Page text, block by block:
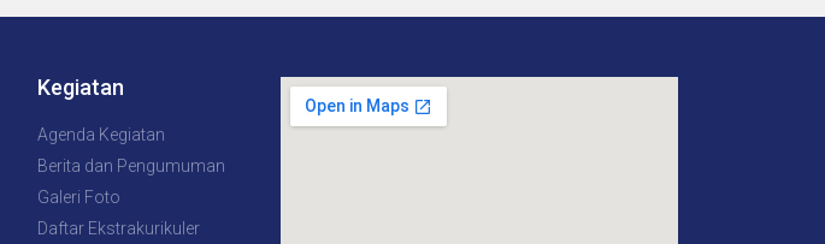
Kegiatan
Agenda Kegiatan
Berita dan Pengumuman
Galeri Foto
Daftar Ekstrakurikuler